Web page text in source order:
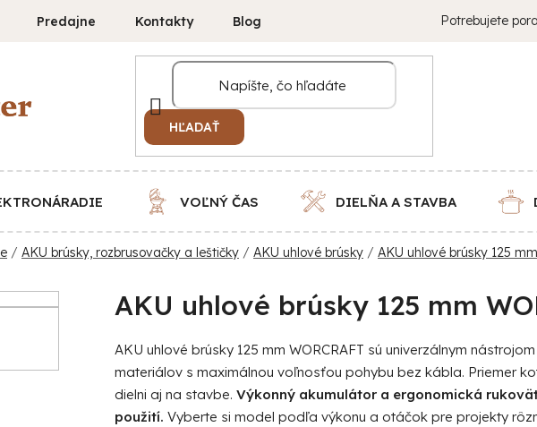
Predajne Kontakty Blog Potrebujete
HĽADAŤ
VOĽNÝ ČAS DIELŇA A STAVBA
/ AKU brúsky, rozbrusovačky a leštičky / AKU uhlové brúsky / AKU uhlové brúsky 125 mm
AKU uhlové brúsky 125 mm
AKU uhlové brúsky 125 mm WORCRAFT sú univerzálnym
materiálov s maximálnou voľnosťou pohybu bez kábla. Priemer
dielni aj na stavbe. Výkonný akumulátor a ergonomická
použití. Vyberte si model podľa výkonu a otáčok pre projekty